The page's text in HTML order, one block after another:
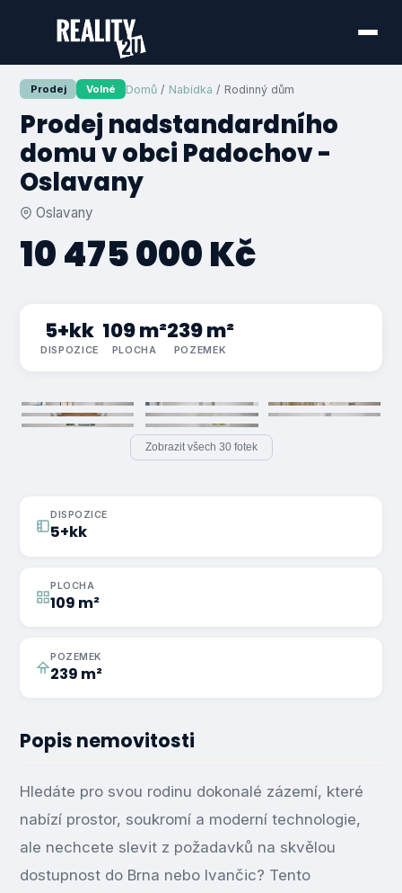
Prodej Volné Domů / Nabídka / Rodinný dům
Prodej nadstandardního
domu v obci Padochov -
Oslavany
Oslavany
10 475 000 Kč
5+kk
DISPOZICE
109 m²
PLOCHA
239 m²
POZEMEK
Zobrazit všech 30 fotek
DISPOZICE
5+kk
PLOCHA
109 m²
POZEMEK
239 m²
Popis nemovitosti
Hledáte pro svou rodinu dokonalé zázemí, které
nabízí prostor, soukromí a moderní technologie,
ale nechcete slevit z požadavků na skvělou
dostupnost do Brna nebo Ivančic? Tento